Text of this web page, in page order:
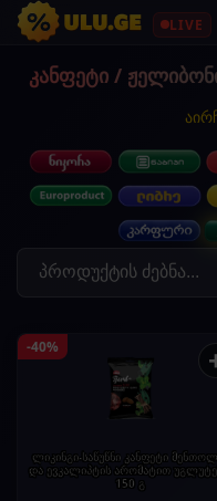
LIVE
კანფეტი /
-40%
ლიკინგი-საწუწნი კანფეტი
და ევკალიპტის არომატით
150 გ